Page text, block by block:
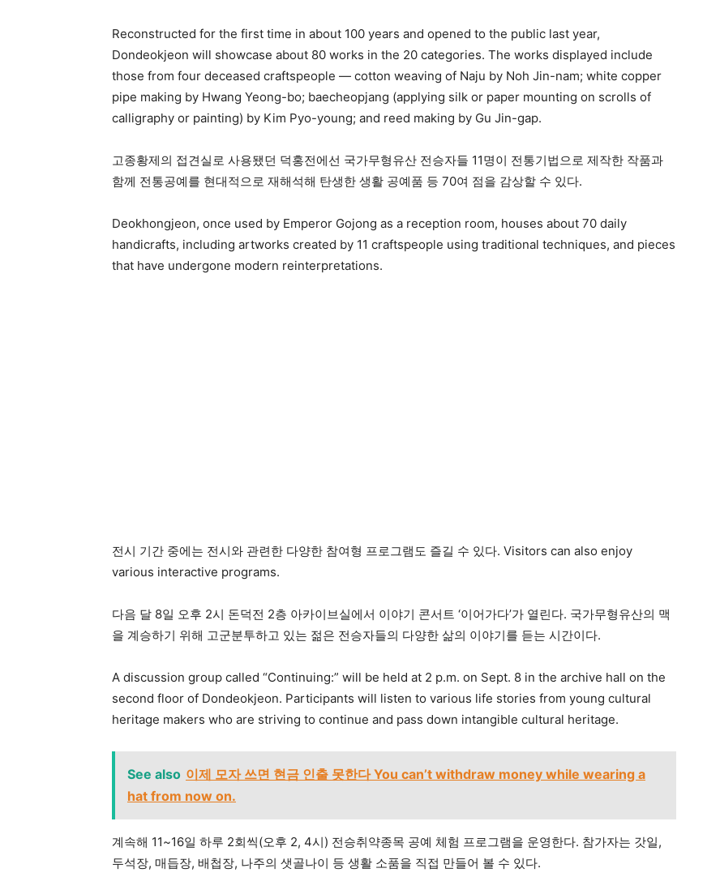
Reconstructed for the first time in about 100 years and opened to the public last year,
Dondeokjeon will showcase about 80 works in the 20 categories. The works displayed include
those from four deceased craftspeople — cotton weaving of Naju by Noh Jin-nam; white copper
pipe making by Hwang Yeong-bo; baecheopjang (applying silk or paper mounting on scrolls of
calligraphy or painting) by Kim Pyo-young; and reed making by Gu Jin-gap.
고종황제의 접견실로 사용됐던 덕홍전에선 국가무형유산 전승자들 11명이 전통기법으로 제작한 작품과
함께 전통공예를 현대적으로 재해석해 탄생한 생활 공예품 등 70여 점을 감상할 수 있다.
Deokhongjeon, once used by Emperor Gojong as a reception room, houses about 70 daily
handicrafts, including artworks created by 11 craftspeople using traditional techniques, and pieces
that have undergone modern reinterpretations.
전시 기간 중에는 전시와 관련한 다양한 참여형 프로그램도 즐길 수 있다. Visitors can also enjoy
various interactive programs.
다음 달 8일 오후 2시 돈덕전 2층 아카이브실에서 이야기 콘서트 ‘이어가다’가 열린다. 국가무형유산의 맥
을 계승하기 위해 고군분투하고 있는 젊은 전승자들의 다양한 삶의 이야기를 듣는 시간이다.
A discussion group called “Continuing:” will be held at 2 p.m. on Sept. 8 in the archive hall on the
second floor of Dondeokjeon. Participants will listen to various life stories from young cultural
heritage makers who are striving to continue and pass down intangible cultural heritage.
See also 이제 모자 쓰면 현금 인출 못한다 You can’t withdraw money while wearing a
hat from now on.
계속해 11~16일 하루 2회씩(오후 2, 4시) 전승취약종목 공예 체험 프로그램을 운영한다. 참가자는 갓일,
두석장, 매듭장, 배첩장, 나주의 샛골나이 등 생활 소품을 직접 만들어 볼 수 있다.